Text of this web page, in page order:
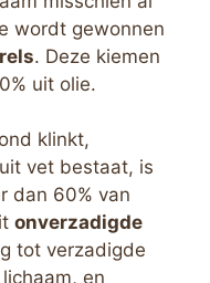
wordt gewonnen
. Deze kiemen
uit olie.
klinkt,
vet bestaat, is
dan 60% van
onverzadigde
tot verzadigde
en